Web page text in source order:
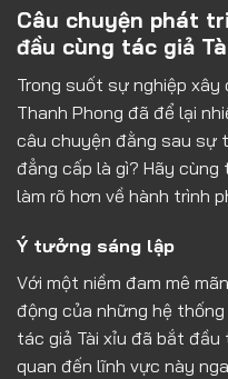
Câu chuyện phát
đầu cùng tác giả
Trong suốt sự nghiệp xây
Thanh Phong đã để lại
câu chuyện đằng sau sự
đẳng cấp là gì? Hãy
làm rõ hơn về hành trình
Ý tưởng sáng lập
Với một niềm đam mê
động của những hệ
tác giả Tài xỉu đã bắt
quan đến lĩnh vực này